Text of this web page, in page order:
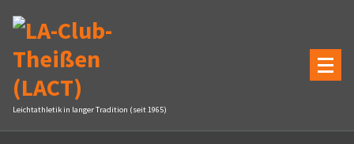
Inhalt
springen
Leichtathletik in langer Tradition (seit 1965)